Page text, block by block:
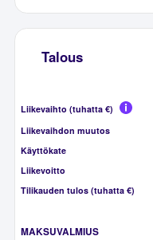
Talous
Liikevaihto (tuhatta €)
Liikevaihdon muutos
Käyttökate
Liikevoitto
Tilikauden tulos (tuhatta €)
MAKSUVALMIUS